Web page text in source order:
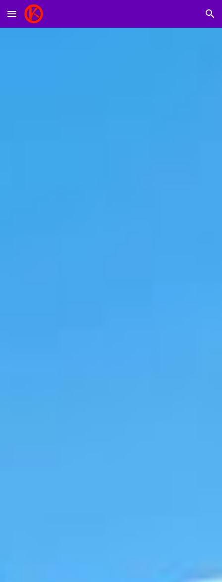
Skip to main content Skip to navigation